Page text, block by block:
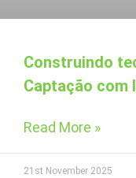
Construindo
Captação com
Read More »
21st November 2025